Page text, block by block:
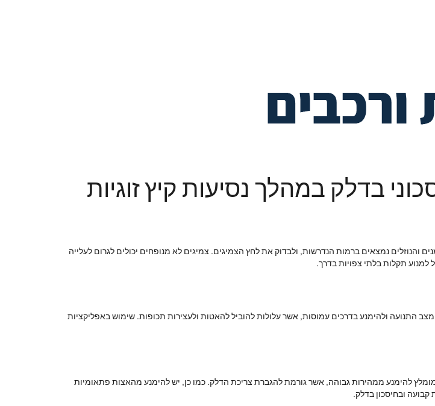
בדלק במהלך נסיעות קיץ זוגיות
והנוזלים נמצאים ברמות הנדרשות, ולבדוק את לחץ הצמיגים. צמיגים לא מנופחים יכולים לגרום לעלייה
למנוע תקלות בלתי צפויות בדרך.
התנועה ולהימנע בדרכים עמוסות, אשר עלולות להוביל להאטות ולעצירות תכופות. שימוש באפליקציות
להימנע ממהירות גבוהה, אשר גורמת להגברת צריכת הדלק. כמו כן, יש להימנע מהאצות פתאומיות
ובחיסכון בדלק.